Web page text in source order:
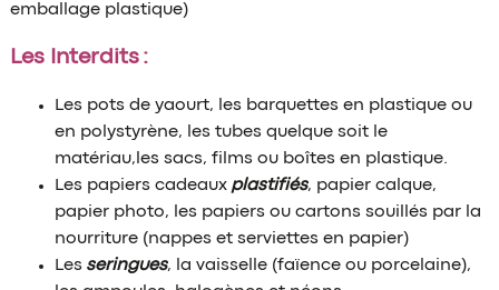
emballage plastique)
Les Interdits :
Les pots de yaourt, les barquettes en plastique ou
en polystyrène, les tubes quelque soit le
matériau,les sacs, films ou boîtes en plastique.
Les papiers cadeaux plastifiés, papier calque,
papier photo, les papiers ou cartons souillés par la
nourriture (nappes et serviettes en papier)
Les seringues, la vaisselle (faïence ou porcelaine),